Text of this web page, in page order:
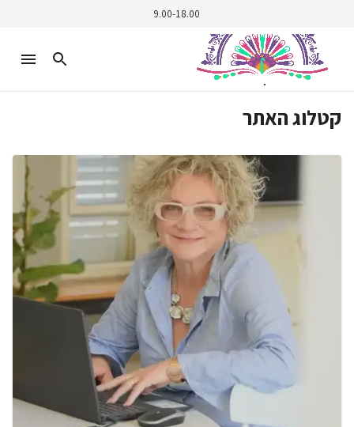
9.00-18.00
קטלוג האתר